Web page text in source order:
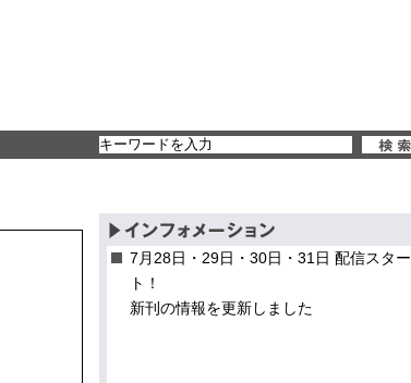
7月28日・29日・30日・31日 配信スター
ト！
新刊の情報を更新しました